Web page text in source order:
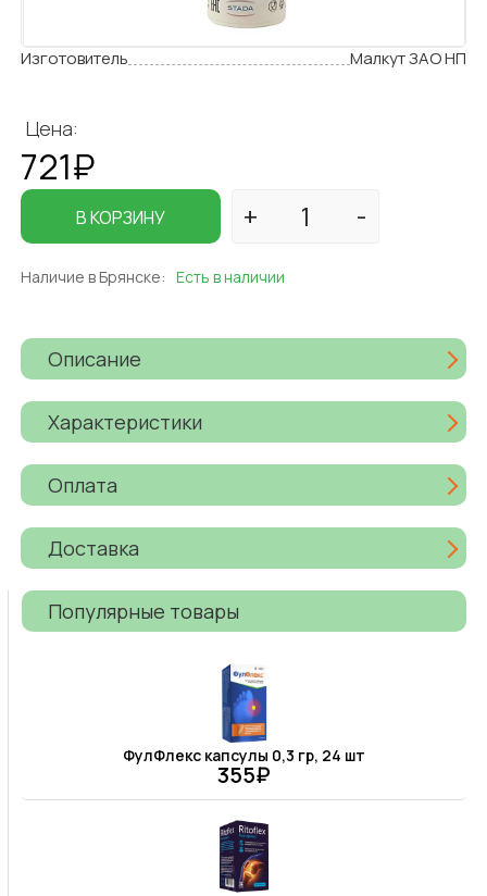
Изготовитель Малкут ЗАО НП
Цена:
721₽
В КОРЗИНУ
Наличие в Брянске: Есть в наличии
Описание
Характеристики
Оплата
Доставка
Популярные товары
ФулФлекс капсулы 0,3 гр, 24 шт
355₽